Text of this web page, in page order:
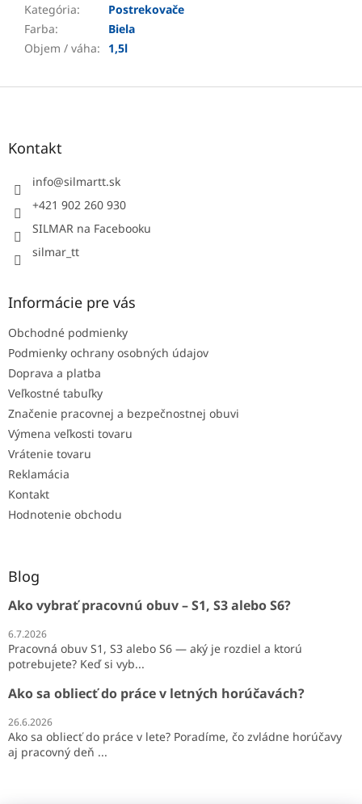
Kategória:
Postrekovače
Farba:
Biela
Objem / váha: 1,5l
Z
Kontakt
info@silmartt.sk
+421 902 260 930
SILMAR na Facebooku
silmar_tt
Informácie pre vás
Obchodné podmienky
Podmienky ochrany osobných údajov
Doprava a platba
Veľkostné tabuľky
Značenie pracovnej a bezpečnostnej obuvi
Výmena veľkosti tovaru
Vrátenie tovaru
Reklamácia
Kontakt
Hodnotenie obchodu
Blog
Ako vybrať pracovnú obuv – S1, S3 alebo S6?
6.7.2026
Pracovná obuv S1, S3 alebo S6 — aký je rozdiel a ktorú
potrebujete? Keď si vyb...
Ako sa obliecť do práce v letných horúčavách?
26.6.2026
Ako sa obliecť do práce v lete? Poradíme, čo zvládne horúčavy
aj pracovný deň ...